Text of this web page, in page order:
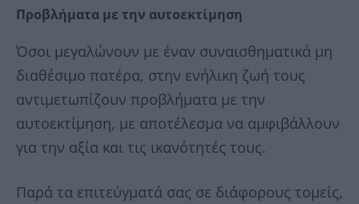
Προβλήματα με την αυτοεκτίμηση
Όσοι μεγαλώνουν με έναν συναισθηματικά μη
διαθέσιμο πατέρα, στην ενήλικη ζωή τους
αντιμετωπίζουν προβλήματα με την
αυτοεκτίμηση, με αποτέλεσμα να αμφιβάλλουν
για την αξία και τις ικανότητές τους.
Παρά τα επιτεύγματά σας σε διάφορους τομείς,